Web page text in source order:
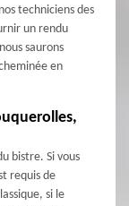
techniciens des
un rendu
saurons
en
bistre. Si vous
requis de
si le